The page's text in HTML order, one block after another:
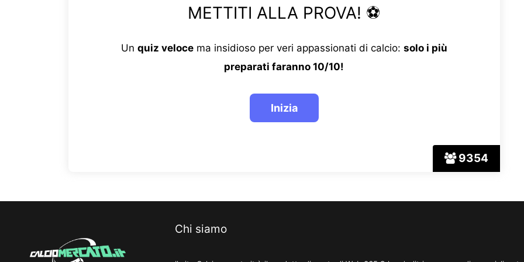
9354
METTITI ALLA PROVA! ⚽
Un quiz velocema insidioso per veri appassionati di calcio: solo i più
preparati faranno 10/10!
Chi siamo